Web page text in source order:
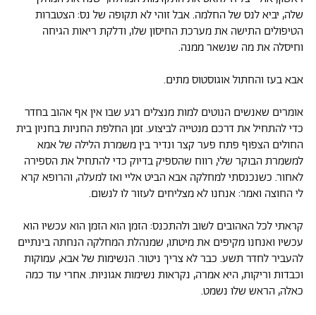
שלה, יביא לנס של החלמה. אבל זוהי לא תקופה של נס: הצטברות
הטיפולים התישה את מערכת החיסון שלו, ודלקת ריאות הגיחה
וחיסלה את מה שנשאר ממנה.
אבא בעז והחתול אוגוסטוס מתים.
אומרים שאנשים הנוטים למות מנצלים רגע שבו אין אף אהוב בחדר
כדי להתחיל את דרכם מנטייה לביצוע. זמן החלפת החניות בחניון בית
החולים הצפוף פתח פער קצר ונדיר בין משמרת הלילה של אמא
למשמרת הבוקר שלי, רווח שהספיק בדיוק כדי להתחיל את הספירה
לאחור. כשנכנסתי למחלקה אבא הביט אליי ואז למעלה, והרופא קרא
לי החוצה ואמר: אנחנו לא מצליחים לעזור לו לנשום.
קראתי לכל האהובים לשוב ולהתכנס: הזמן הוא הזמן הוא עכשיו הוא
עכשיו ואנחנו מקיפים את מיטתו, שמנהלת המחלקה הנחתה בינתיים
להעביר לחדר תשע. כבר לא צריך ניטור. הנשימות של אבא, עמוקות
וכבדות וריקות, היא אמרה, נקראות נשימות אגוניות. אחרי עוד כמה
כאלה, הראש שלו נשמט.